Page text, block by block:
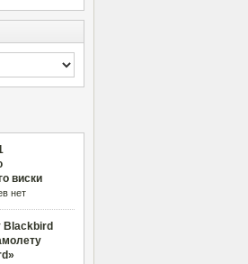
виски
нет
Blackbird